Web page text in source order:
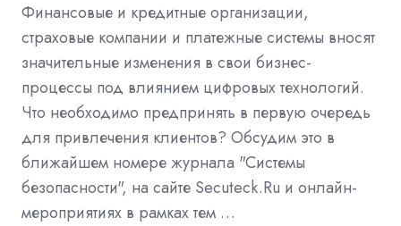
Финансовые и кредитные организации,
страховые компании и платежные системы вносят
значительные изменения в свои бизнес-
процессы под влиянием цифровых технологий.
Что необходимо предпринять в первую очередь
для привлечения клиентов? Обсудим это в
ближайшем номере журнала "Системы
безопасности", на сайте Secuteck.Ru и онлайн-
мероприятиях в рамках тем …